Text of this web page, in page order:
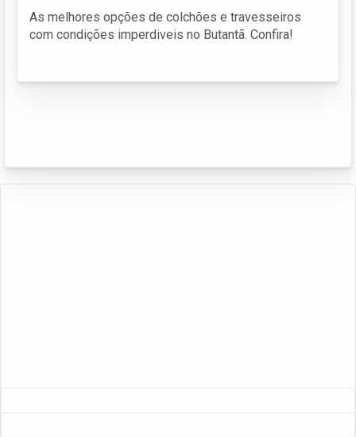
As melhores opções de colchões e travesseiros
com condições imperdiveis no Butantã. Confira!